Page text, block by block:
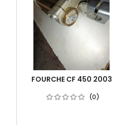
FOURCHE CF 450 2003
(0)